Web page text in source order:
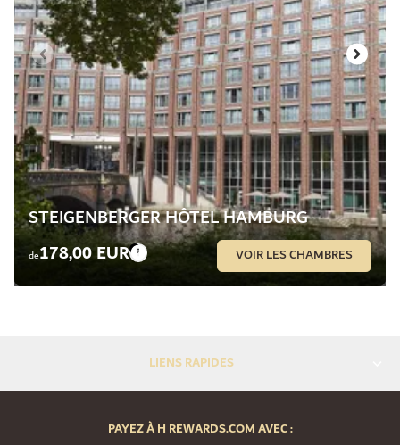
STEIGENBERGER HÔTEL HAMBURG
de178,00 EUR VOIR LES CHAMBRES
LIENS RAPIDES
PAYEZ À H REWARDS.COM AVEC :